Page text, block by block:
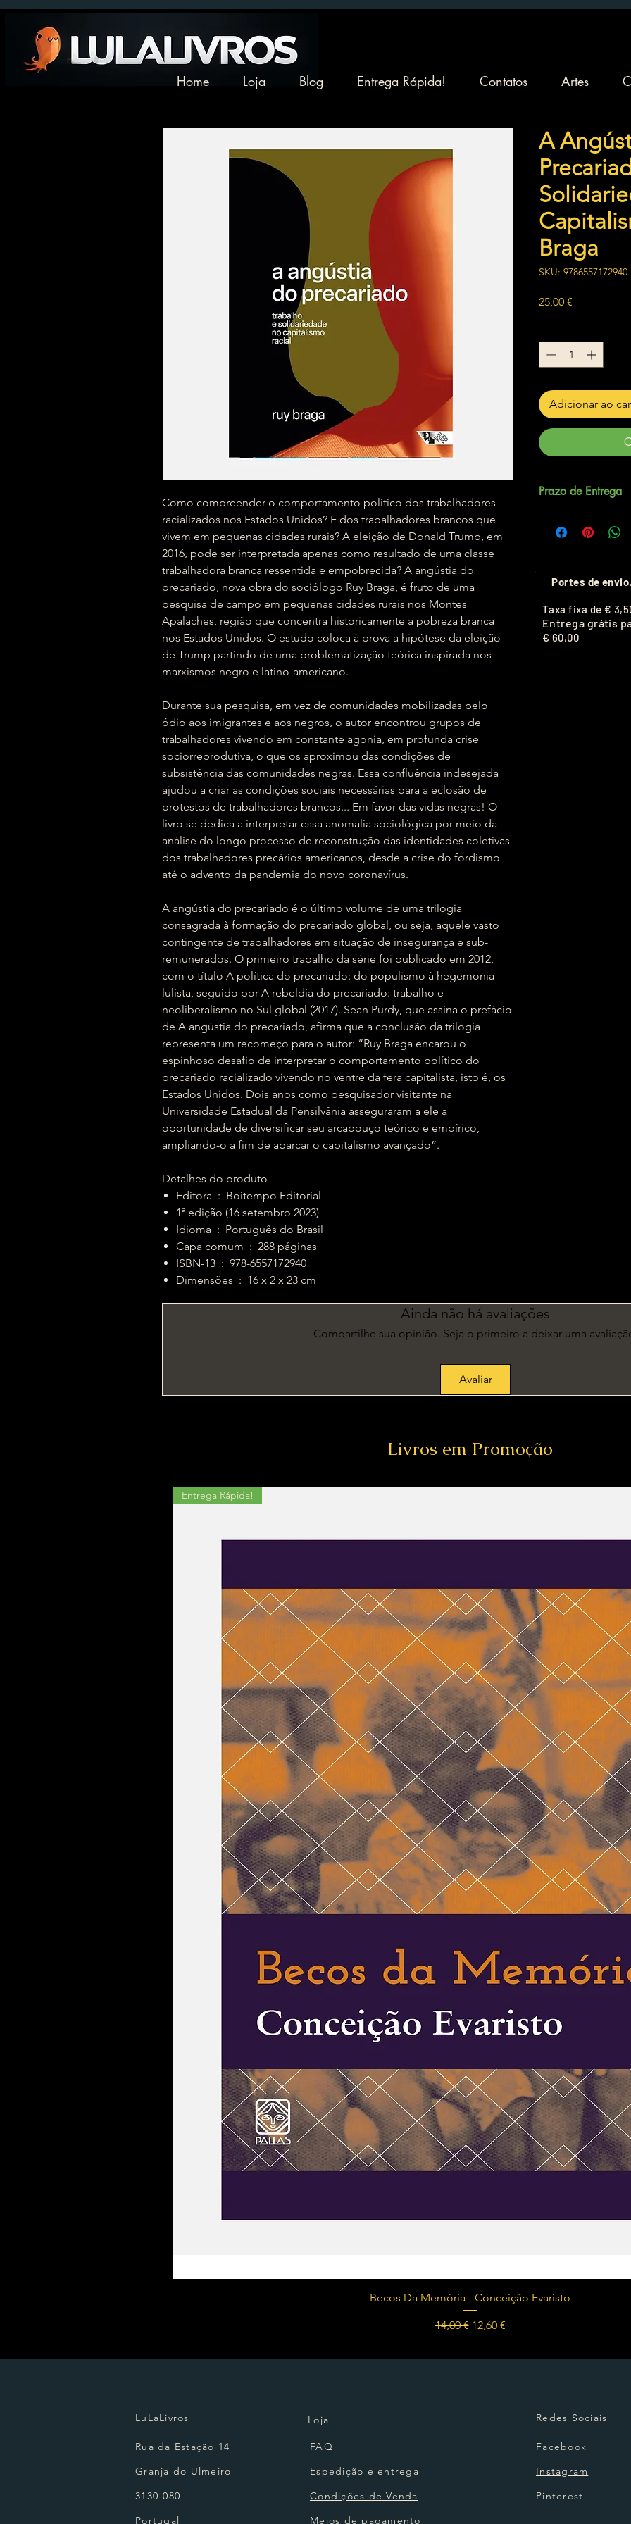
Home Loja Blog Entrega Rápida! Contatos Artes
Como compreender o comportamento político dos trabalhadores
racializados nos Estados Unidos? E dos trabalhadores brancos que
vivem em pequenas cidades rurais? A eleição de Donald Trump, em
2016, pode ser interpretada apenas como resultado de uma classe
trabalhadora branca ressentida e empobrecida? A angústia do
precariado, nova obra do sociólogo Ruy Braga, é fruto de uma
pesquisa de campo em pequenas cidades rurais nos Montes
Apalaches, região que concentra historicamente a pobreza branca
nos Estados Unidos. O estudo coloca à prova a hipótese da eleição
de Trump partindo de uma problematização teórica inspirada nos
marxismos negro e latino-americano.
Durante sua pesquisa, em vez de comunidades mobilizadas pelo
ódio aos imigrantes e aos negros, o autor encontrou grupos de
trabalhadores vivendo em constante agonia, em profunda crise
sociorreprodutiva, o que os aproximou das condições de
subsistência das comunidades negras. Essa confluência indesejada
ajudou a criar as condições sociais necessárias para a eclosão de
protestos de trabalhadores brancos... Em favor das vidas negras! O
livro se dedica a interpretar essa anomalia sociológica por meio da
análise do longo processo de reconstrução das identidades coletivas
dos trabalhadores precários americanos, desde a crise do fordismo
até o advento da pandemia do novo coronavírus.
A angústia do precariado é o último volume de uma trilogia
consagrada à formação do precariado global, ou seja, aquele vasto
contingente de trabalhadores em situação de insegurança e sub-
remunerados. O primeiro trabalho da série foi publicado em 2012,
com o título A política do precariado: do populismo à hegemonia
lulista, seguido por A rebeldia do precariado: trabalho e
neoliberalismo no Sul global (2017). Sean Purdy, que assina o prefácio
de A angústia do precariado, afirma que a conclusão da trilogia
representa um recomeço para o autor: “Ruy Braga encarou o
espinhoso desafio de interpretar o comportamento político do
precariado racializado vivendo no ventre da fera capitalista, isto é, os
Estados Unidos. Dois anos como pesquisador visitante na
Universidade Estadual da Pensilvânia asseguraram a ele a
oportunidade de diversificar seu arcabouço teórico e empírico,
ampliando-o a fim de abarcar o capitalismo avançado”.
Detalhes do produto
Editora ‏ : ‎ Boitempo Editorial
1ª edição (16 setembro 2023)
Idioma ‏ : ‎ Português do Brasil
Capa comum ‏ : ‎ 288 páginas
ISBN-13 ‏ : ‎ 978-6557172940
Dimensões ‏ : ‎ 16 x 2 x 23 cm
A
Braga
SKU: 9786557172940
25,00 €
Adicionar ao
Prazo de Entrega
Ainda não há avaliações
Compartilhe sua opinião. Seja o primeiro a deixar uma
Avaliar
Portes de envio.
Taxa fixa de €
Entrega grátis
€ 60,00
Livros em Promoção
Visualização rápida
Entrega Rápida!
Becos Da Memória - Conceição Evaristo
Preço normal
14,00 € Preço promocional
12,60 €
LuLaLivros Loja
Rua da Estação 14
Granja do Ulmeiro
3130-080
Portugal
FAQ
Espedição e entrega
Condições de Venda
Meios de pagamento
Redes Sociais
Facebook
Instagram
Pinterest